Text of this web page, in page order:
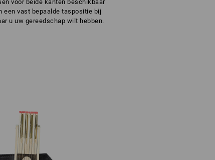
voor beide kanten beschikbaar
een vast bepaalde taspositie bij
u uw gereedschap wilt hebben.